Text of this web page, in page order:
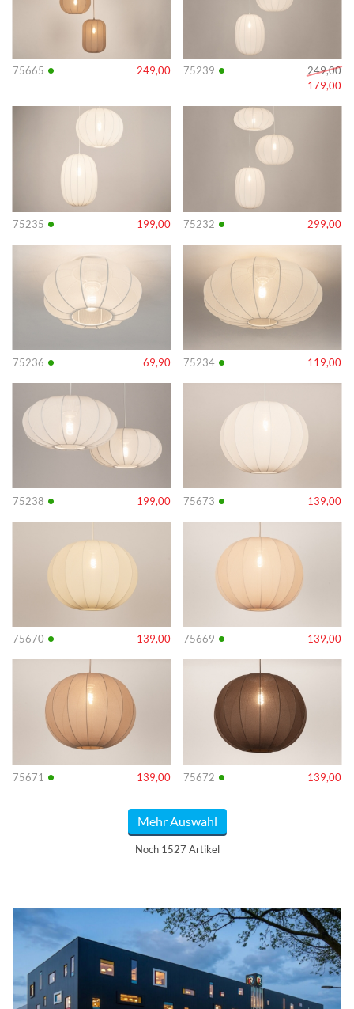
75665 • 249,00 75239 •
249,00
179,00
75235 • 199,00
Info
75232 • 299,00
Info
75236 • 69,90
Info
75234 • 119,00
Info
75238 • 199,00
Info
75673 • 139,00
Info
75670 • 139,00
Info
75669 • 139,00
Info
75671 • 139,00
Info
75672 • 139,00
Info
Mehr Auswahl
Noch 1527 Artikel